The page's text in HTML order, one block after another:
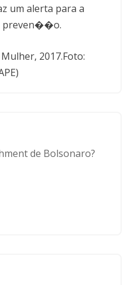
um alerta para a
preven��o.
2017.Foto:
de Bolsonaro?